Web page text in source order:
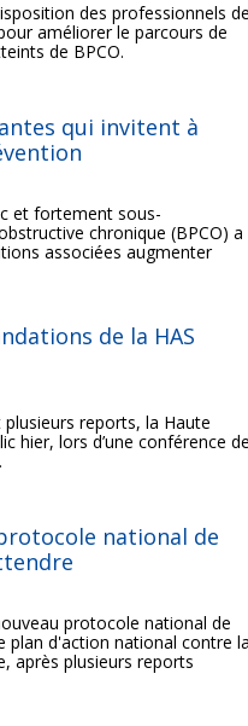
des professionnels
améliorer le parcours de
de BPCO.
qui invitent à
et fortement sous-
chronique (BPCO) a
associées augmenter
de la HAS
reports, la Haute
hier, lors d’une conférence
national de
protocole national de
plan d'action national contre
après plusieurs reports